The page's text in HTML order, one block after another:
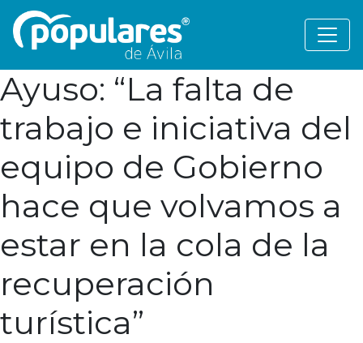
Ayuso: “La falta de
trabajo e iniciativa del
equipo de Gobierno
hace que volvamos a
estar en la cola de la
recuperación
turística”